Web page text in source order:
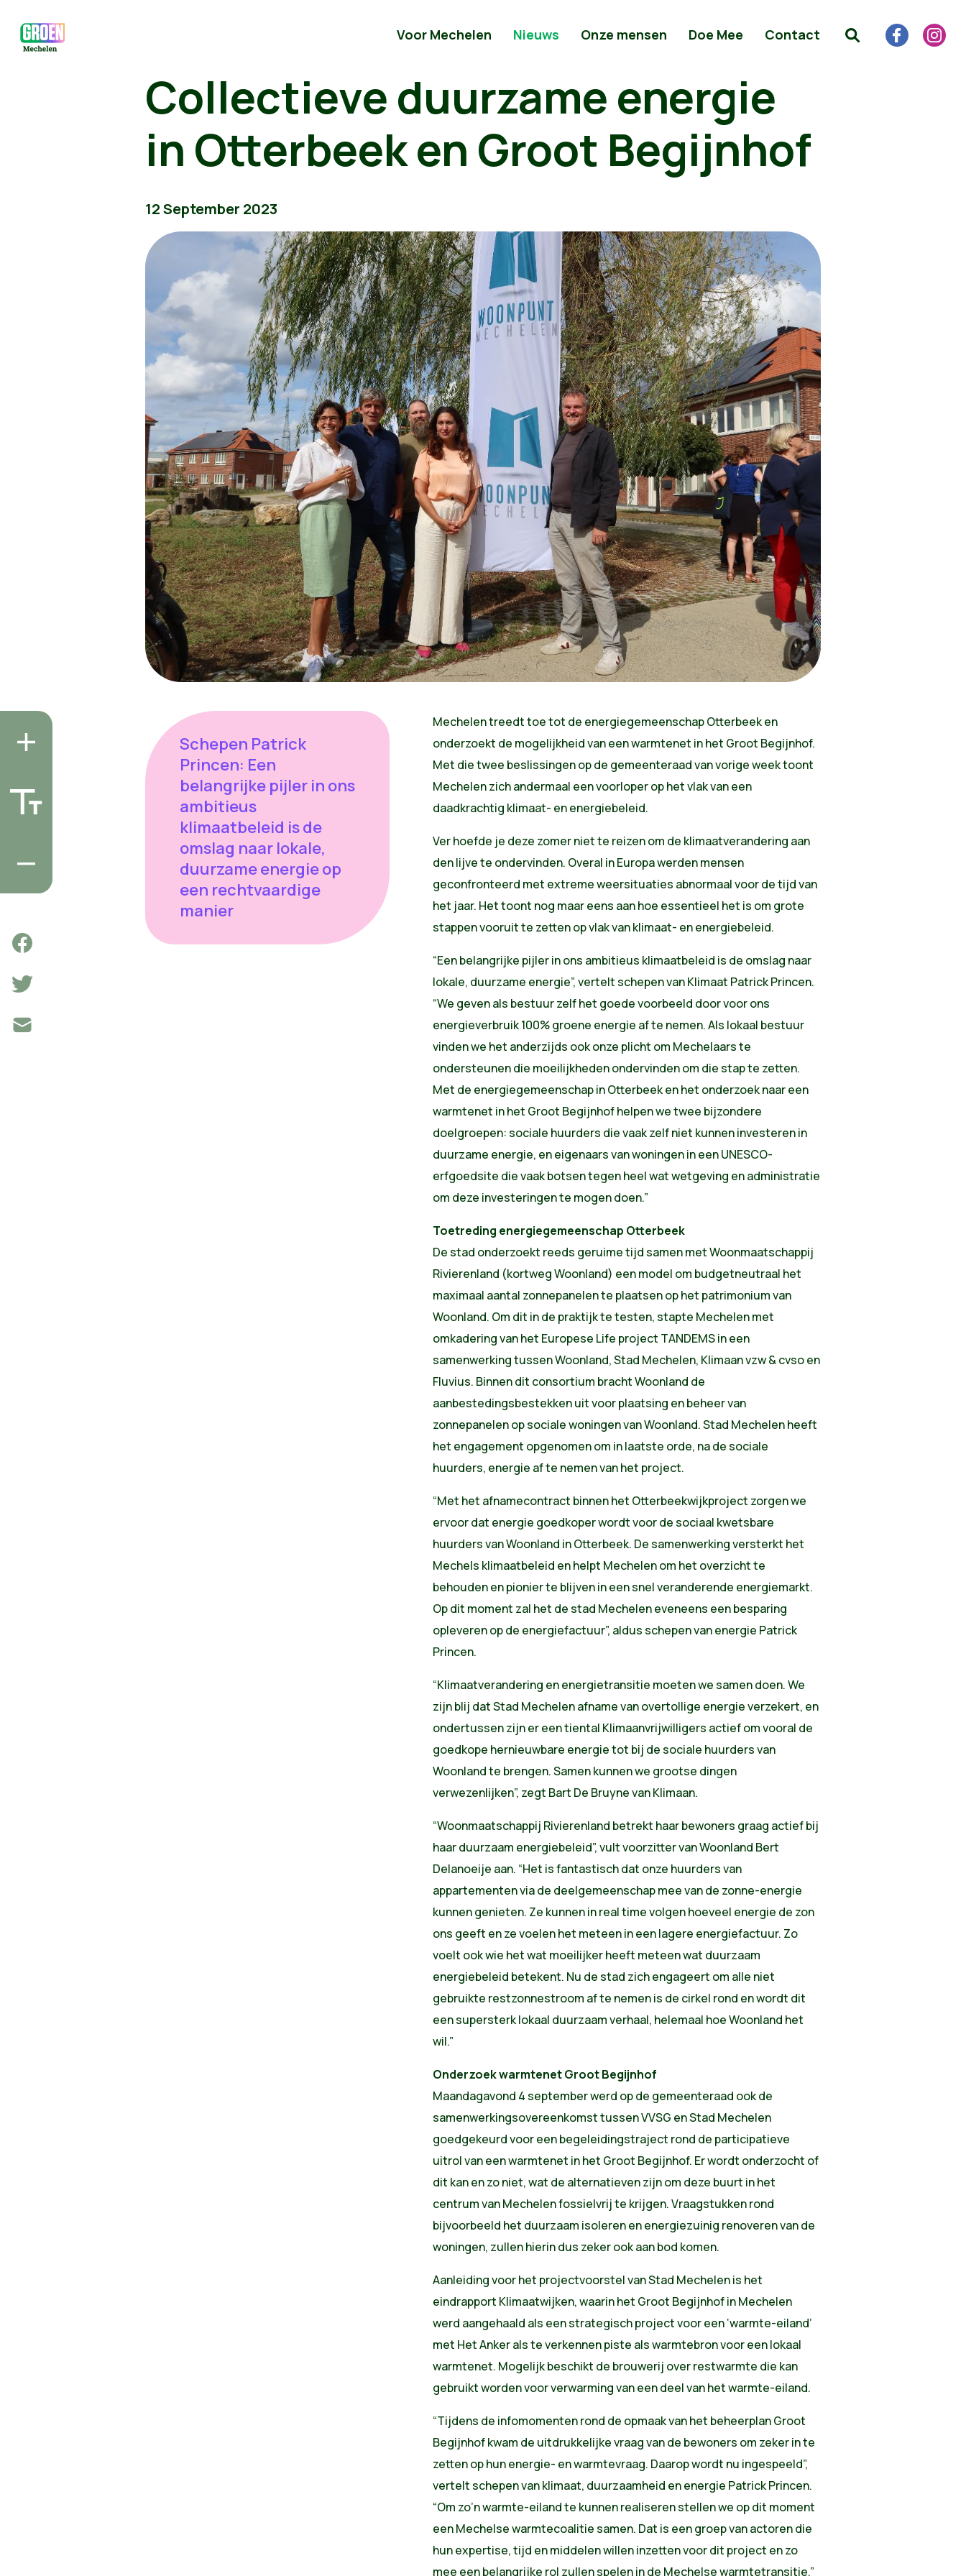
Voor Mechelen Nieuws Onze mensen Doe Mee Contact
Collectieve duurzame energie
in Otterbeek en Groot Begijnhof
12 September 2023
Schepen Patrick
Princen: Een
belangrijke pijler in ons
ambitieus
klimaatbeleid is de
omslag naar lokale,
duurzame energie op
een rechtvaardige
manier
Mechelen treedt toe tot de energiegemeenschap Otterbeek en
onderzoekt de mogelijkheid van een warmtenet in het Groot Begijnhof.
Met die twee beslissingen op de gemeenteraad van vorige week toont
Mechelen zich andermaal een voorloper op het vlak van een
daadkrachtig klimaat- en energiebeleid.
Ver hoefde je deze zomer niet te reizen om de klimaatverandering aan
den lijve te ondervinden. Overal in Europa werden mensen
geconfronteerd met extreme weersituaties abnormaal voor de tijd van
het jaar. Het toont nog maar eens aan hoe essentieel het is om grote
stappen vooruit te zetten op vlak van klimaat- en energiebeleid.
“Een belangrijke pijler in ons ambitieus klimaatbeleid is de omslag naar
lokale, duurzame energie”, vertelt schepen van Klimaat Patrick Princen.
“We geven als bestuur zelf het goede voorbeeld door voor ons
energieverbruik 100% groene energie af te nemen. Als lokaal bestuur
vinden we het anderzijds ook onze plicht om Mechelaars te
ondersteunen die moeilijkheden ondervinden om die stap te zetten.
Met de energiegemeenschap in Otterbeek en het onderzoek naar een
warmtenet in het Groot Begijnhof helpen we twee bijzondere
doelgroepen: sociale huurders die vaak zelf niet kunnen investeren in
duurzame energie, en eigenaars van woningen in een UNESCO-
erfgoedsite die vaak botsen tegen heel wat wetgeving en administratie
om deze investeringen te mogen doen.”
Toetreding energiegemeenschap Otterbeek
De stad onderzoekt reeds geruime tijd samen met Woonmaatschappij
Rivierenland (kortweg Woonland) een model om budgetneutraal het
maximaal aantal zonnepanelen te plaatsen op het patrimonium van
Woonland. Om dit in de praktijk te testen, stapte Mechelen met
omkadering van het Europese Life project TANDEMS in een
samenwerking tussen Woonland, Stad Mechelen, Klimaan vzw & cvso en
Fluvius. Binnen dit consortium bracht Woonland de
aanbestedingsbestekken uit voor plaatsing en beheer van
zonnepanelen op sociale woningen van Woonland. Stad Mechelen heeft
het engagement opgenomen om in laatste orde, na de sociale
huurders, energie af te nemen van het project.
“Met het afnamecontract binnen het Otterbeekwijkproject zorgen we
ervoor dat energie goedkoper wordt voor de sociaal kwetsbare
huurders van Woonland in Otterbeek. De samenwerking versterkt het
Mechels klimaatbeleid en helpt Mechelen om het overzicht te
behouden en pionier te blijven in een snel veranderende energiemarkt.
Op dit moment zal het de stad Mechelen eveneens een besparing
opleveren op de energiefactuur”, aldus schepen van energie Patrick
Princen.
“Klimaatverandering en energietransitie moeten we samen doen. We
zijn blij dat Stad Mechelen afname van overtollige energie verzekert, en
ondertussen zijn er een tiental Klimaanvrijwilligers actief om vooral de
goedkope hernieuwbare energie tot bij de sociale huurders van
Woonland te brengen. Samen kunnen we grootse dingen
verwezenlijken”, zegt Bart De Bruyne van Klimaan.
“Woonmaatschappij Rivierenland betrekt haar bewoners graag actief bij
haar duurzaam energiebeleid”, vult voorzitter van Woonland Bert
Delanoeije aan. “Het is fantastisch dat onze huurders van
appartementen via de deelgemeenschap mee van de zonne-energie
kunnen genieten. Ze kunnen in real time volgen hoeveel energie de zon
ons geeft en ze voelen het meteen in een lagere energiefactuur. Zo
voelt ook wie het wat moeilijker heeft meteen wat duurzaam
energiebeleid betekent. Nu de stad zich engageert om alle niet
gebruikte restzonnestroom af te nemen is de cirkel rond en wordt dit
een supersterk lokaal duurzaam verhaal, helemaal hoe Woonland het
wil.”
Onderzoek warmtenet Groot Begijnhof
Maandagavond 4 september werd op de gemeenteraad ook de
samenwerkingsovereenkomst tussen VVSG en Stad Mechelen
goedgekeurd voor een begeleidingstraject rond de participatieve
uitrol van een warmtenet in het Groot Begijnhof. Er wordt onderzocht of
dit kan en zo niet, wat de alternatieven zijn om deze buurt in het
centrum van Mechelen fossielvrij te krijgen. Vraagstukken rond
bijvoorbeeld het duurzaam isoleren en energiezuinig renoveren van de
woningen, zullen hierin dus zeker ook aan bod komen.
Aanleiding voor het projectvoorstel van Stad Mechelen is het
eindrapport Klimaatwijken, waarin het Groot Begijnhof in Mechelen
werd aangehaald als een strategisch project voor een ‘warmte-eiland’
met Het Anker als te verkennen piste als warmtebron voor een lokaal
warmtenet. Mogelijk beschikt de brouwerij over restwarmte die kan
gebruikt worden voor verwarming van een deel van het warmte-eiland.
“Tijdens de infomomenten rond de opmaak van het beheerplan Groot
Begijnhof kwam de uitdrukkelijke vraag van de bewoners om zeker in te
zetten op hun energie- en warmtevraag. Daarop wordt nu ingespeeld”,
vertelt schepen van klimaat, duurzaamheid en energie Patrick Princen.
“Om zo’n warmte-eiland te kunnen realiseren stellen we op dit moment
een Mechelse warmtecoalitie samen. Dat is een groep van actoren die
hun expertise, tijd en middelen willen inzetten voor dit project en zo
mee een belangrijke rol zullen spelen in de Mechelse warmtetransitie.”